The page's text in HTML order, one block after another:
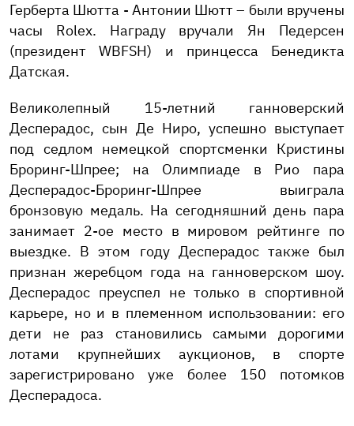
Герберта Шютта - Антонии Шютт – были вручены
часы Rolex. Награду вручали Ян Педерсен
(президент WBFSH) и принцесса Бенедикта
Датская.
Великолепный 15-летний ганноверский
Десперадос, сын Де Ниро, успешно выступает
под седлом немецкой спортсменки Кристины
Броринг-Шпрее; на Олимпиаде в Рио пара
Десперадос-Броринг-Шпрее выиграла
бронзовую медаль. На сегодняшний день пара
занимает 2-ое место в мировом рейтинге по
выездке. В этом году Десперадос также был
признан жеребцом года на ганноверском шоу.
Десперадос преуспел не только в спортивной
карьере, но и в племенном использовании: его
дети не раз становились самыми дорогими
лотами крупнейших аукционов, в спорте
зарегистрировано уже более 150 потомков
Десперадоса.